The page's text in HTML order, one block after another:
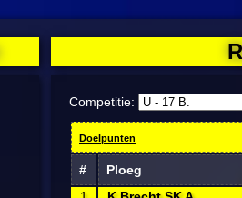
Competitie:
Doelpunten
#
Ploeg